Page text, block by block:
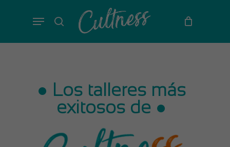
content
search
Menu
● Los talleres más
exitosos de ●